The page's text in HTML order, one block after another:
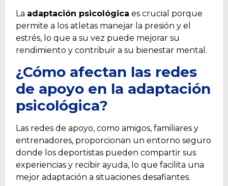
La adaptación psicológica es crucial porque
permite a los atletas manejar la presión y el
estrés, lo que a su vez puede mejorar su
rendimiento y contribuir a su bienestar mental.
¿Cómo afectan las redes
de apoyo en la adaptación
psicológica?
Las redes de apoyo, como amigos, familiares y
entrenadores, proporcionan un entorno seguro
donde los deportistas pueden compartir sus
experiencias y recibir ayuda, lo que facilita una
mejor adaptación a situaciones desafiantes.